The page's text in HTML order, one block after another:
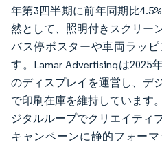
年第3四半期に前年同期比
然として、照明付きスクリー
バス停ポスターや車両ラッ
す。Lamar Advertisingは2025
のディスプレイを運営し、デ
で印刷在庫を維持しています
ジタルループでクリエイティ
キャンペーンに静的フォー